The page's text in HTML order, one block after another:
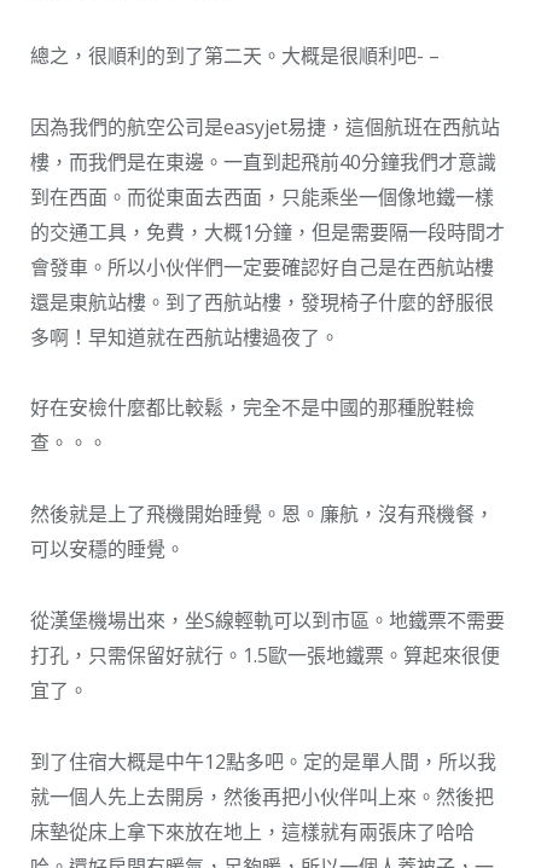
總之，很順利的到了第二天。大概是很順利吧- –
因為我們的航空公司是easyjet易捷，這個航班在西航站
樓，而我們是在東邊。一直到起飛前40分鐘我們才意識
到在西面。而從東面去西面，只能乘坐一個像地鐵一樣
的交通工具，免費，大概1分鐘，但是需要隔一段時間才
會發車。所以小伙伴們一定要確認好自己是在西航站樓
還是東航站樓。到了西航站樓，發現椅子什麼的舒服很
多啊！早知道就在西航站樓過夜了。
好在安檢什麼都比較鬆，完全不是中國的那種脫鞋檢
查。。。
然後就是上了飛機開始睡覺。恩。廉航，沒有飛機餐，
可以安穩的睡覺。
從漢堡機場出來，坐S線輕軌可以到市區。地鐵票不需要
打孔，只需保留好就行。1.5歐一張地鐵票。算起來很便
宜了。
到了住宿大概是中午12點多吧。定的是單人間，所以我
就一個人先上去開房，然後再把小伙伴叫上來。然後把
床墊從床上拿下來放在地上，這樣就有兩張床了哈哈